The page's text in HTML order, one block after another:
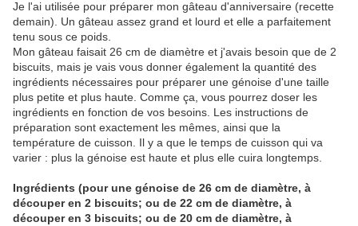
Je l'ai utilisée pour préparer mon gâteau d'anniversaire (recette
demain). Un gâteau assez grand et lourd et elle a parfaitement
tenu sous ce poids.
Mon gâteau faisait 26 cm de diamètre et j'avais besoin que de 2
biscuits, mais je vais vous donner également la quantité des
ingrédients nécessaires pour préparer une génoise d'une taille
plus petite et plus haute. Comme ça, vous pourrez doser les
ingrédients en fonction de vos besoins. Les instructions de
préparation sont exactement les mêmes, ainsi que la
température de cuisson. Il y a que le temps de cuisson qui va
varier : plus la génoise est haute et plus elle cuira longtemps.
Ingrédients (pour une génoise de 26 cm de diamètre, à
découper en 2 biscuits; ou de 22 cm de diamètre, à
découper en 3 biscuits; ou de 20 cm de diamètre, à